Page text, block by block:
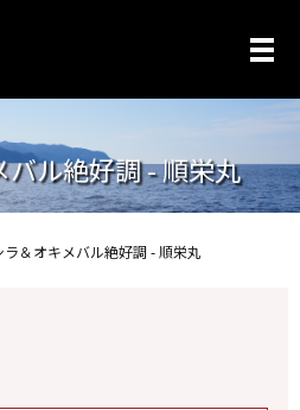
メ
ル絶好調 - 順栄丸
ラ＆オキメバル絶好調 - 順栄丸